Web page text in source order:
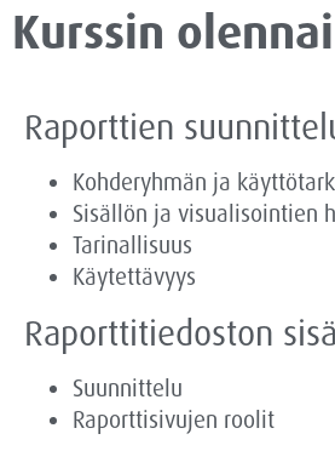
Kurssin
Raporttien
Kohderyhmän ja
Sisällön ja visualisointien
Tarinallisuus
Käytettävyys
Raporttitiedoston
Suunnittelu
Raporttisivujen roolit